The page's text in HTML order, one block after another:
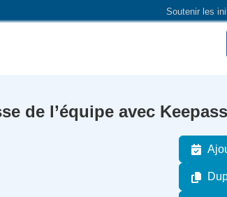
Soutenir les
de l’équipe avec Keepass